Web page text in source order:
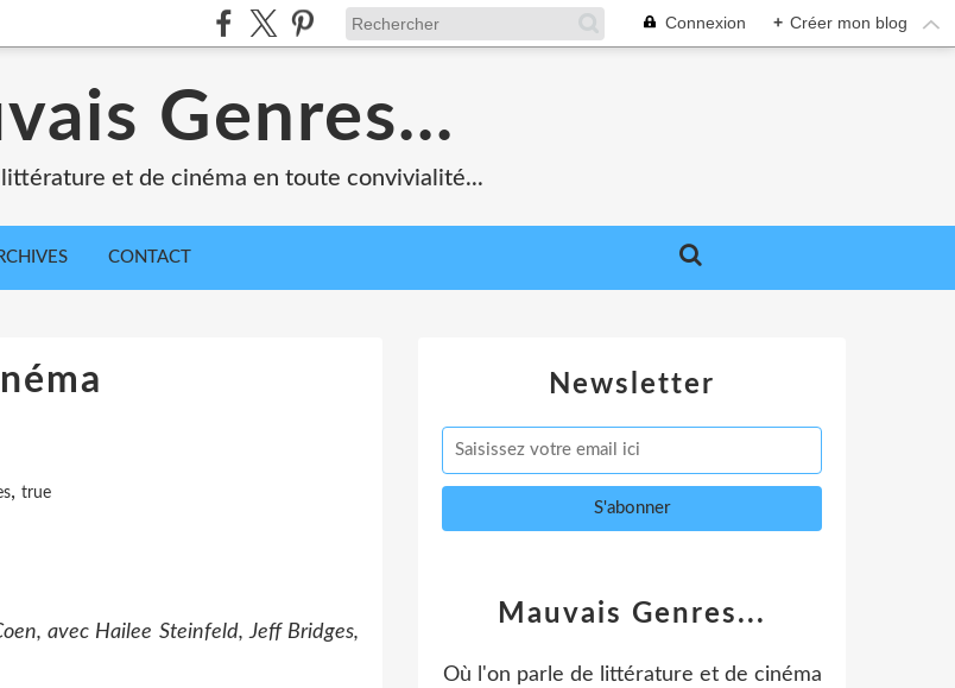
Connexion + Créer mon blog
Genres...
et de cinéma en toute convivialité...
CONTACT
, true
avec Hailee Steinfeld, Jeff Bridges,
Newsletter
Mauvais Genres...
Où l'on parle de littérature et de cinéma